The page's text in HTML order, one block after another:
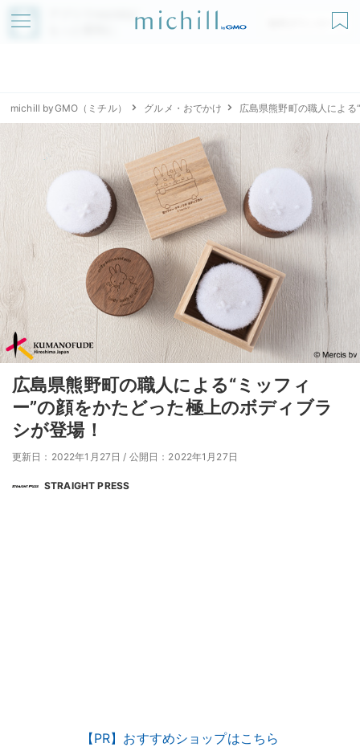
アプリでmichillが
無料ダウンロード
michill byGMO（ミチル） グルメ・おでかけ 広島県熊野町の職人によ
広島県熊野町の職人による“ミッフィ
ー”の顔をかたどった極上のボディブラ
シが登場！
更新日：2022年1月27日 / 公開日：2022年1月27日
STRAIGHT PRESS
【PR】おすすめショップはこちら